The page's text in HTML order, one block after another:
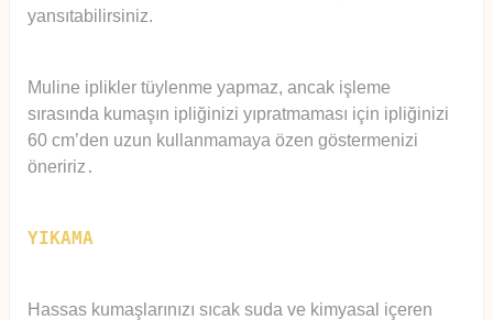
yansıtabilirsiniz.
Muline iplikler tüylenme yapmaz, ancak işleme
sırasında kumaşın ipliğinizi yıpratmaması için ipliğinizi
60 cm’den uzun kullanmamaya özen göstermenizi
öneririz .
YIKAMA
Hassas kumaşlarınızı sıcak suda ve kimyasal içeren